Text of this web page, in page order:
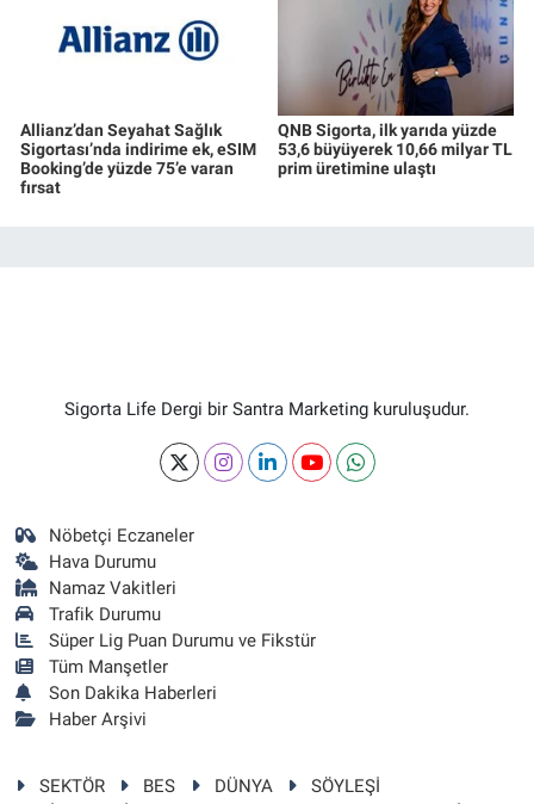
Allianz’dan Seyahat Sağlık
Sigortası’nda indirime ek, eSIM
Booking’de yüzde 75’e varan
fırsat
QNB Sigorta, ilk yarıda yüzde
53,6 büyüyerek 10,66 milyar TL
prim üretimine ulaştı
Sigorta Life Dergi bir Santra Marketing kuruluşudur.
Nöbetçi Eczaneler
Hava Durumu
Namaz Vakitleri
Trafik Durumu
Süper Lig Puan Durumu ve Fikstür
Tüm Manşetler
Son Dakika Haberleri
Haber Arşivi
SEKTÖR BES DÜNYA
SÖYLEŞİ